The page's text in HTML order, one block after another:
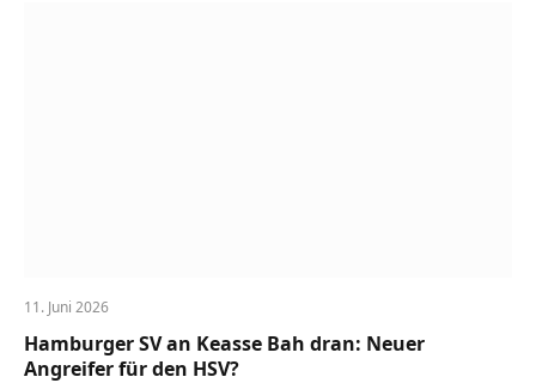
11. Juni 2026
Hamburger SV an Keasse Bah dran: Neuer
Angreifer für den HSV?